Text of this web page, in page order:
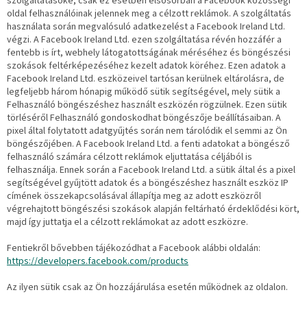
oldal felhasználóinak jelennek meg a célzott reklámok. A szolgáltatás
használata során megvalósuló adatkezelést a Facebook Ireland Ltd.
végzi. A Facebook Ireland Ltd. ezen szolgáltatása révén hozzáfér a
fentebb is írt, webhely látogatottságának méréséhez és böngészési
szokások feltérképezéséhez kezelt adatok köréhez. Ezen adatok a
Facebook Ireland Ltd. eszközeivel tartósan kerülnek eltárolásra, de
legfeljebb három hónapig működő sütik segítségével, mely sütik a
Felhasználó böngészéshez használt eszközén rögzülnek. Ezen sütik
törléséről Felhasználó gondoskodhat böngészője beállításaiban. A
pixel által folytatott adatgyűjtés során nem tárolódik el semmi az Ön
böngészőjében. A Facebook Ireland Ltd. a fenti adatokat a böngésző
felhasználó számára célzott reklámok eljuttatása céljából is
felhasználja. Ennek során a Facebook Ireland Ltd. a sütik által és a pixel
segítségével gyűjtött adatok és a böngészéshez használt eszköz IP
címének összekapcsolásával állapítja meg az adott eszközről
végrehajtott böngészési szokások alapján feltárható érdeklődési kört,
majd így juttatja el a célzott reklámokat az adott eszközre.
Fentiekről bővebben tájékozódhat a Facebook alábbi oldalán:
https://developers.facebook.com/products
Az ilyen sütik csak az Ön hozzájárulása esetén működnek az oldalon.